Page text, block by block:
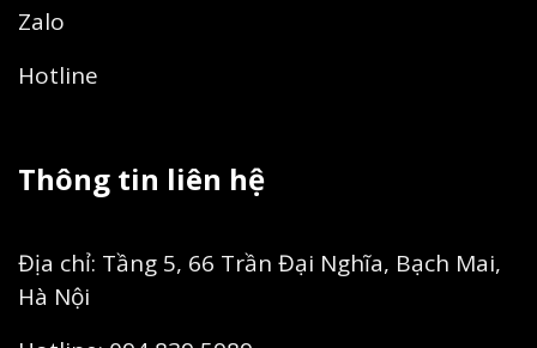
Zalo
Hotline
Thông tin liên hệ
Địa chỉ: Tầng 5, 66 Trần Đại Nghĩa, Bạch Mai,
Hà Nội